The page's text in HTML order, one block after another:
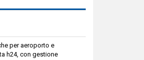
per aeroporto e
h24, con gestione